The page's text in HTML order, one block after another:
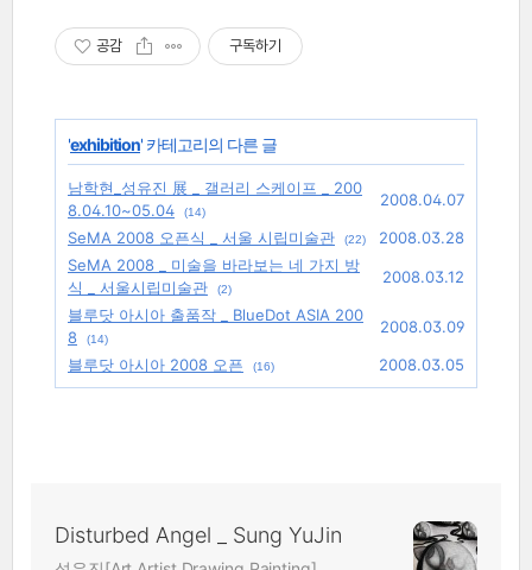
공감 구독하기
'exhibition' 카테고리의 다른 글
남학현_성유진 展 _ 갤러리 스케이프 _ 200
8.04.10~05.04
(14)
2008.04.07
SeMA 2008 오픈식 _ 서울 시립미술관
(22)
2008.03.28
SeMA 2008 _ 미술을 바라보는 네 가지 방
식 _ 서울시립미술관
(2)
2008.03.12
블루닷 아시아 출품작 _ BlueDot ASIA 200
8
(14)
2008.03.09
블루닷 아시아 2008 오픈
(16) 2008.03.05
Disturbed Angel _ Sung YuJin